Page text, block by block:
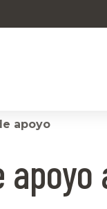
apoyo